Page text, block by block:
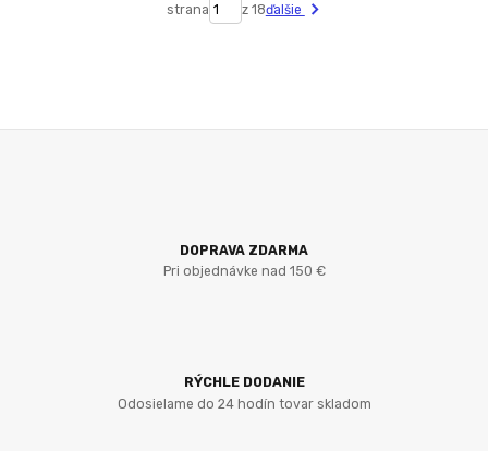
strana z 18ďalšie
DOPRAVA ZDARMA
Pri objednávke nad 150 €
RÝCHLE DODANIE
Odosielame do 24 hodín tovar skladom